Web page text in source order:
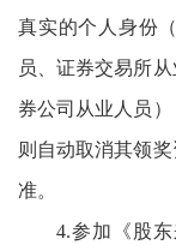
真实的个人身份
员、证券交易所
券公司从业人员
则自动取消其领
准。
4.参加 《股